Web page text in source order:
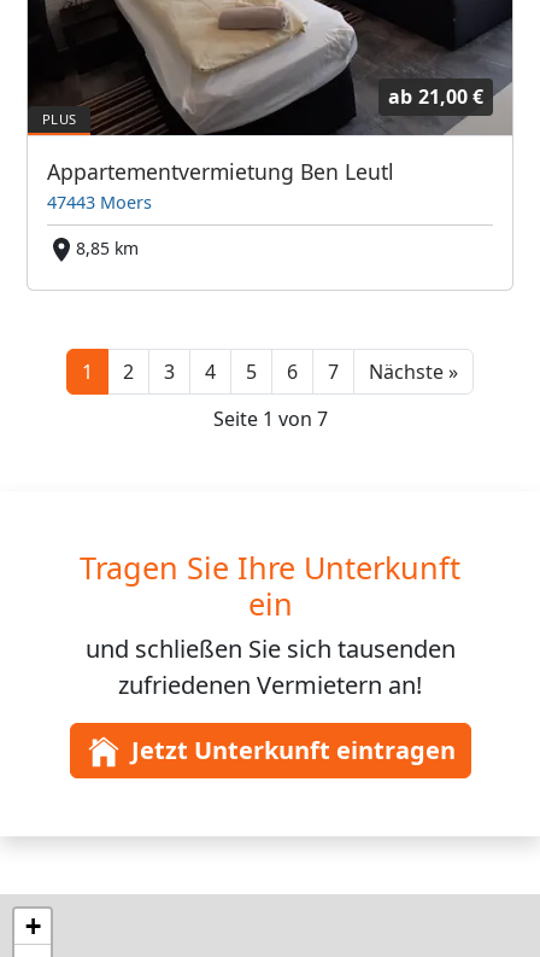
ab 21,00 €
Appartementvermietung Ben Leutl
47443 Moers
8,85 km
1 2 3 4 5 6 7 Nächste »Next
Seite 1 von 7
Tragen Sie Ihre Unterkunft
ein
und schließen Sie sich tausenden
zufriedenen Vermietern an!
Jetzt Unterkunft eintragen
+